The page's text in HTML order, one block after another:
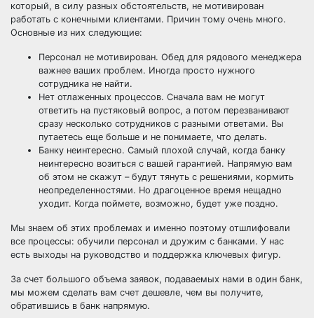
который, в силу разных обстоятельств, не мотивирован
работать с конечными клиентами. Причин тому очень много.
Основные из них следующие:
Персонал не мотивирован. Обед для рядового менеджера
важнее ваших проблем. Иногда просто нужного
сотрудника не найти.
Нет отлаженных процессов. Сначала вам не могут
ответить на пустяковый вопрос, а потом перезванивают
сразу несколько сотрудников с разными ответами. Вы
путаетесь еще больше и не понимаете, что делать.
Банку неинтересно. Самый плохой случай, когда банку
неинтересно возиться с вашей гарантией. Напрямую вам
об этом не скажут – будут тянуть с решениями, кормить
неопределенностями. Но драгоценное время нещадно
уходит. Когда поймете, возможно, будет уже поздно.
Мы знаем об этих проблемах и именно поэтому отшлифовали
все процессы: обучили персонал и дружим с банками. У нас
есть выходы на руководство и поддержка ключевых фигур.
За счет большого объема заявок, подаваемых нами в один банк,
мы можем сделать вам счет дешевле, чем вы получите,
обратившись в банк напрямую.